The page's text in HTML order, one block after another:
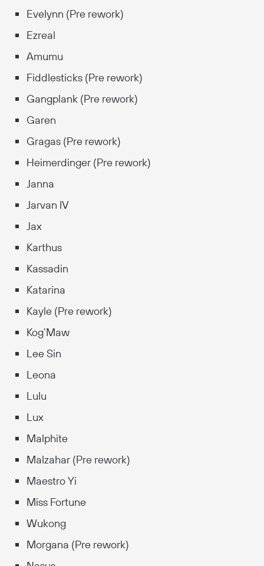
Evelynn (Pre rework)
Ezreal
Amumu
Fiddlesticks (Pre rework)
Gangplank (Pre rework)
Garen
Gragas (Pre rework)
Heimerdinger (Pre rework)
Janna
Jarvan IV
Jax
Karthus
Kassadin
Katarina
Kayle (Pre rework)
Kog’Maw
Lee Sin
Leona
Lulu
Lux
Malphite
Malzahar (Pre rework)
Maestro Yi
Miss Fortune
Wukong
Morgana (Pre rework)